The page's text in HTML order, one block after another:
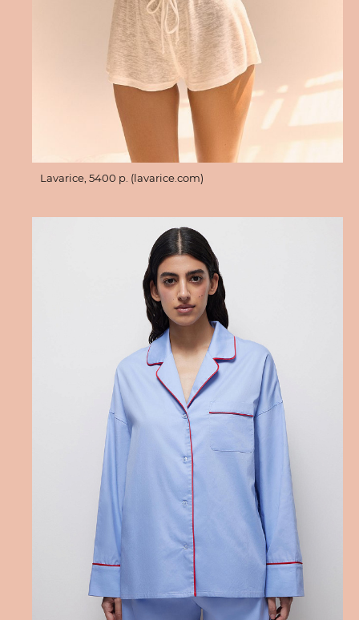
Lavarice, 5400 p. (lavarice.com)